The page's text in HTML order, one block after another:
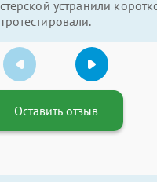
устранили
Оставить отзыв